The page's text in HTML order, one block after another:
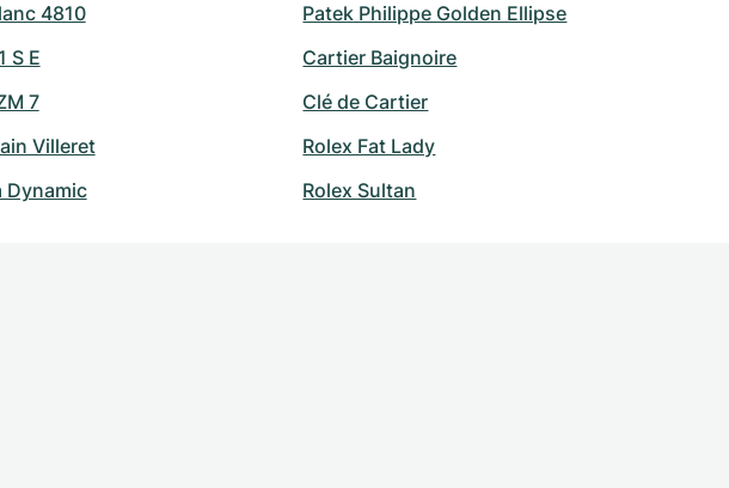
4810
S E
7
Villeret
Dynamic
Patek Philippe Golden Ellipse
Cartier Baignoire
Clé de Cartier
Rolex Fat Lady
Rolex Sultan